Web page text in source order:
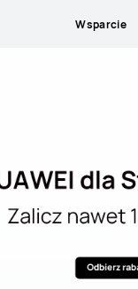
Wsparcie